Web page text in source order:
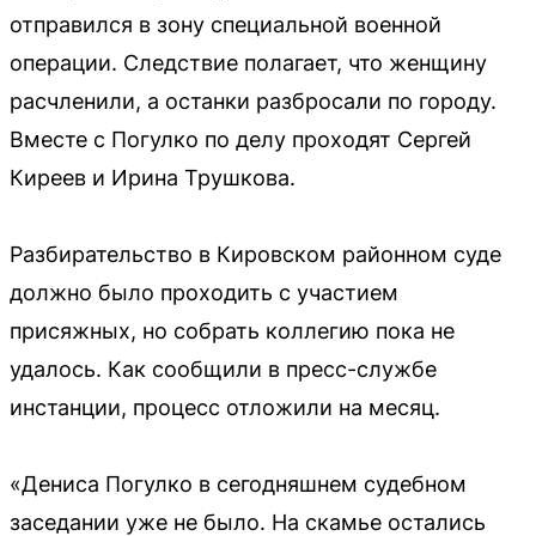
отправился в зону специальной военной
операции. Следствие полагает, что женщину
расчленили, а останки разбросали по городу.
Вместе с Погулко по делу проходят Сергей
Киреев и Ирина Трушкова.
Разбирательство в Кировском районном суде
должно было проходить с участием
присяжных, но собрать коллегию пока не
удалось. Как сообщили в пресс-службе
инстанции, процесс отложили на месяц.
«Дениса Погулко в сегодняшнем судебном
заседании уже не было. На скамье остались